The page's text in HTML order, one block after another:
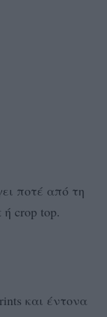
ποτέ από τη
crop top.
και έντονα